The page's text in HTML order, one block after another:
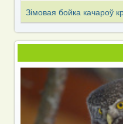
Зімовая бойка качароў